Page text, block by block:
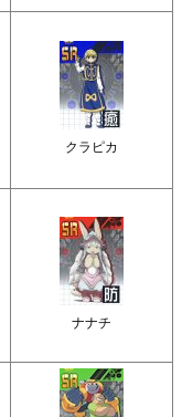
クラピカ
ナナチ